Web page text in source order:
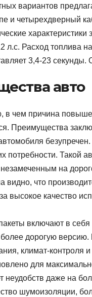
вариантов
и четырехдверный
л.с. Расход топлива
3,4-23
авто
в чем причина
Преимущества
потребности. Такой
на
видно, что
высокое качество
включают в
более дорогую
климат-контроля
для
неудобств даже на
шумоизоляции,